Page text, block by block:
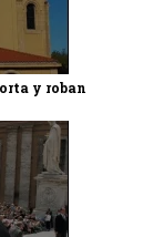
y roban